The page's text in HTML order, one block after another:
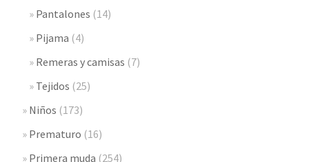
Pantalones (14)
Pijama (4)
Remeras y camisas (7)
Tejidos (25)
Niños (173)
Prematuro (16)
Primera muda (254)